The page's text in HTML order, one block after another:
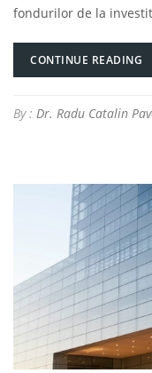
fondurilor de la
CONTINUE READING
By : Dr. Radu Catalin